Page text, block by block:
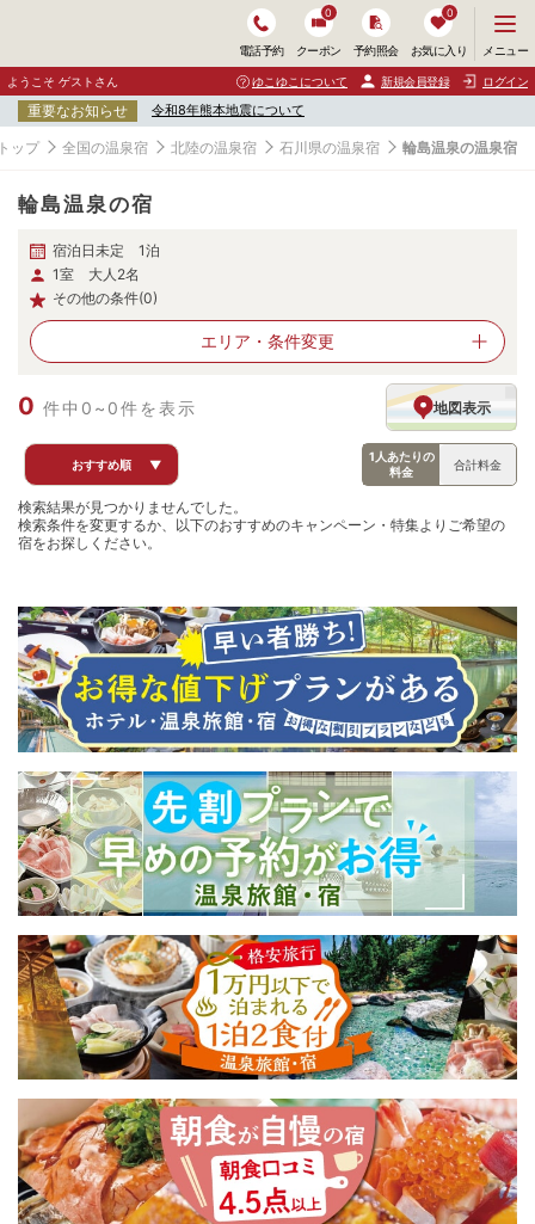
電話予約 クーポン
0
予約照会 お気に入り
0
ニ
ュ
ー
開
く
メニュー
ようこそ ゲストさん ゆこゆこについて 新規会員登録 ログイン
重要なお知らせ 令和8年熊本地震について
ップ 全国の温泉宿 北陸の温泉宿 石川県の温泉宿 輪島温泉の温泉宿
輪島温泉の宿
宿泊日未定 1泊
1室 大人2名
その他の条件(0)
エリア・ 条件変更
0 件中0~0件を表示 地図表示
おすすめ順 ▼
1人あたりの
料金
合計料金
検索結果が見つかりませんでした。
検索条件を変更するか、以下のおすすめのキャンペーン・特集よりご希望の
宿をお探しください。